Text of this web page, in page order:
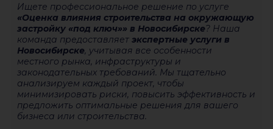
Ищете профессиональное решение по услуге
«Оценка влияния строительства на окружающую
застройку «под ключ»» в Новосибирске? Наша
команда предоставляет экспертные услуги в
Новосибирске, учитывая все особенности
местного рынка, инфраструктуры и
законодательных требований. Мы тщательно
анализируем каждый проект, чтобы
минимизировать риски, повысить эффективность и
предложить оптимальные решения для вашего
бизнеса или строительства.